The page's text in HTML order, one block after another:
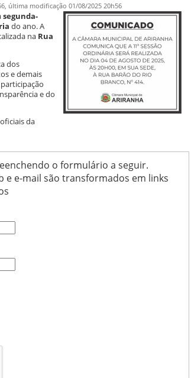
última modificação 01/08/2025 20h56
segunda-
do ano. A
na Rua
dos
e demais
e do
da
o formulário a seguir.
e e-mail são transformados em links